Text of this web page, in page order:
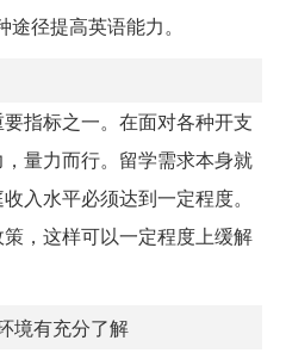
途径提高英语能力。
指标之一。在面对各种开支
量力而行。留学需求本身就
入水平必须达到一定程度。
，这样可以一定程度上缓解
境有充分了解